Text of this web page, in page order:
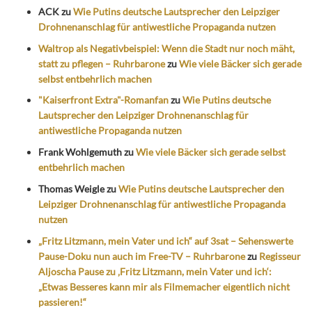
ACKzuWie Putins deutsche Lautsprecher den Leipziger
Drohnenanschlag für antiwestliche Propaganda nutzen
Waltrop als Negativbeispiel: Wenn die Stadt nur noch mäht,
statt zu pflegen – RuhrbaronezuWie viele Bäcker sich gerade
selbst entbehrlich machen
"Kaiserfront Extra"-RomanfanzuWie Putins deutsche
Lautsprecher den Leipziger Drohnenanschlag für
antiwestliche Propaganda nutzen
Frank WohlgemuthzuWie viele Bäcker sich gerade selbst
entbehrlich machen
Thomas WeiglezuWie Putins deutsche Lautsprecher den
Leipziger Drohnenanschlag für antiwestliche Propaganda
nutzen
„Fritz Litzmann, mein Vater und ich“ auf 3sat – Sehenswerte
Pause-Doku nun auch im Free-TV – Ruhrbaronezu Regisseur
Aljoscha Pause zu ‚Fritz Litzmann, mein Vater und ich‘:
„Etwas Besseres kann mir als Filmemacher eigentlich nicht
passieren!“